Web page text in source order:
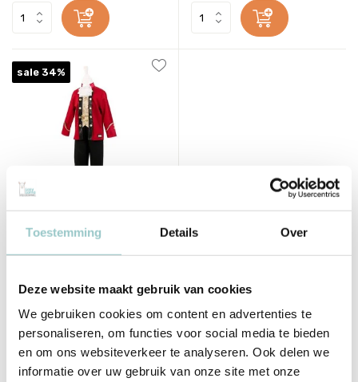
Toestemming Details Over
Deze website maakt gebruik van cookies
We gebruiken cookies om content en advertenties te
personaliseren, om functies voor social media te bieden
en om ons websiteverkeer te analyseren. Ook delen we
informatie over uw gebruik van onze site met onze
sale 34%
Souza!
Kapiteinsset Maximiliano 3-
Incl. btw